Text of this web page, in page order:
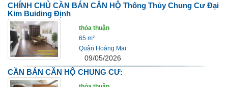
CHÍNH CHỦ CẦN BÁN CĂN HỘ Thông Thủy Chung Cư Đại
Kim Buiding Định
thỏa thuận
65 m²
Quận Hoàng Mai
09/05/2026
CẦN BÁN CĂN HỘ CHUNG CƯ: